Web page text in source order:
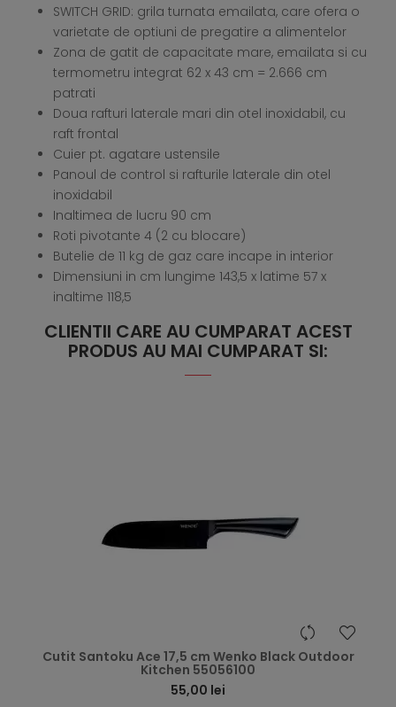
SWITCH GRID: grila turnata emailata, care ofera o
varietate de optiuni de pregatire a alimentelor
Zona de gatit de capacitate mare, emailata si cu
termometru integrat 62 x 43 cm = 2.666 cm
patrati
Doua rafturi laterale mari din otel inoxidabil, cu
raft frontal
Cuier pt. agatare ustensile
Panoul de control si rafturile laterale din otel
inoxidabil
Inaltimea de lucru 90 cm
Roti pivotante 4 (2 cu blocare)
Butelie de 11 kg de gaz care incape in interior
Dimensiuni in cm lungime 143,5 x latime 57 x
inaltime 118,5
CLIENTII CARE AU CUMPARAT ACEST
PRODUS AU MAI CUMPARAT SI:
Cutit Santoku Ace 17,5 cm Wenko Black Outdoor
Kitchen 55056100
55,00 lei